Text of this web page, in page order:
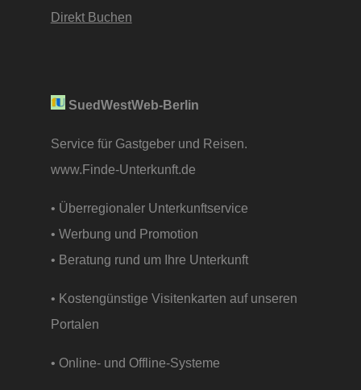
Direkt Buchen
SuedWestWeb-Berlin
Service für Gastgeber und Reisen.
www.Finde-Unterkunft.de
• Überregionaler Unterkunftservice
• Werbung und Promotion
• Beratung rund um Ihre Unterkunft
• Kostengünstige Visitenkarten auf unseren
Portalen
• Online- und Offline-Systeme